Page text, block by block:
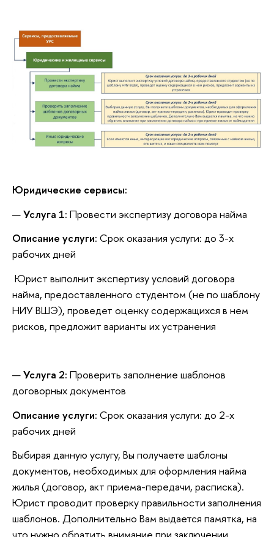
Юридические сервисы:
Услуга 1: Провести экспертизу договора найма
Описание услуги: Срок оказания услуги: до 3-х
рабочих дней
Юрист выполнит экспертизу условий договора
найма, предоставленного студентом (не по шаблону
НИУ ВШЭ), проведет оценку содержащихся в нем
рисков, предложит варианты их устранения
Услуга 2: Проверить заполнение шаблонов
договорных документов
Описание услуги: Срок оказания услуги: до 2-х
рабочих дней
Выбирая данную услугу, Вы получаете шаблоны
документов, необходимых для оформления найма
жилья (договор, акт приема-передачи, расписка).
Юрист проводит проверку правильности заполнения
шаблонов. Дополнительно Вам выдается памятка, на